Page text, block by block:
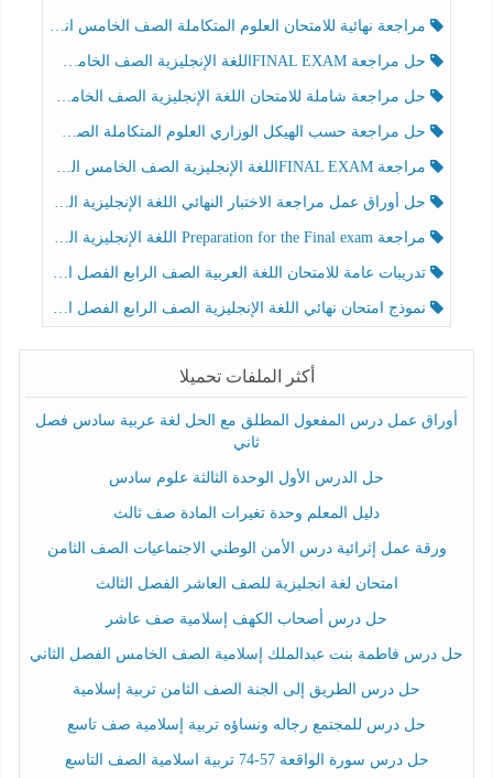
مراجعة نهائية للامتحان العلوم المتكاملة الصف الخامس انسبير الفصل الثالث
حل مراجعة FINAL EXAMاللغة الإنجليزية الصف الخامس الفصل الثالث
حل مراجعة شاملة للامتحان اللغة الإنجليزية الصف الخامس الفصل الثالث
حل مراجعة حسب الهيكل الوزاري العلوم المتكاملة الصف الخامس عام الفصل الثالث
مراجعة FINAL EXAMاللغة الإنجليزية الصف الخامس الفصل الثالث
حل أوراق عمل مراجعة الاختبار النهائي اللغة الإنجليزية الصف الرابع الفصل الثالث
مراجعة Preparation for the Final exam اللغة الإنجليزية الصف الرابع الفصل الثالث
تدريبات عامة للامتحان اللغة العربية الصف الرابع الفصل الثالث
نموذج امتحان نهائي اللغة الإنجليزية الصف الرابع الفصل الثالث
أكثر الملفات تحميلا
أوراق عمل درس المفعول المطلق مع الحل لغة عربية سادس فصل
ثاني
حل الدرس الأول الوحدة الثالثة علوم سادس
دليل المعلم وحدة تغيرات المادة صف ثالث
ورقة عمل إثرائية درس الأمن الوطني الاجتماعيات الصف الثامن
امتحان لغة انجليزية للصف العاشر الفصل الثالث
حل درس أصحاب الكهف إسلامية صف عاشر
حل درس فاطمة بنت عبدالملك إسلامية الصف الخامس الفصل الثاني
حل درس الطريق إلى الجنة الصف الثامن تربية إسلامية
حل درس للمجتمع رجاله ونساؤه تربية إسلامية صف تاسع
حل درس سورة الواقعة 57-74 تربية اسلامية الصف التاسع